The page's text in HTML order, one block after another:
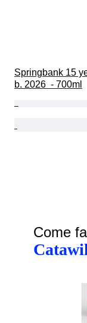
Springbank 15
b. 2026  - 700ml
Come